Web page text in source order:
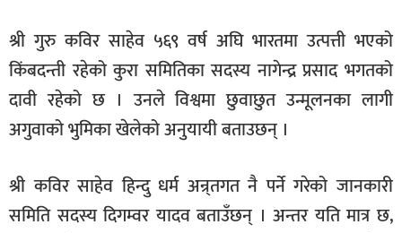
श्री गुरु कविर साहेव ५६९ वर्ष अघि भारतमा उत्पत्ती भएको
किंबदन्ती रहेको कुरा समितिका सदस्य नागेन्द्र प्रसाद भगतको
दावी रहेको छ । उनले विश्वमा छुवाछुत उन्मूलनका लागी
अगुवाको भुमिका खेलेको अनुयायी बताउछन् ।
श्री कविर साहेव हिन्दु धर्म अन्र्तगत नै पर्ने गरेको जानकारी
समिति सदस्य दिगम्वर यादव बताउँछन् । अन्तर यति मात्र छ,